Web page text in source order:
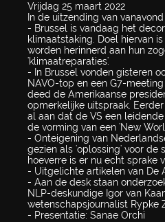
Vrijdag 25 maart 2022
In de uitzending van
- Brussel is vandaag het
klimaatstaking. Doel hiervan
worden herinnerd aan hun
'klimaatreparaties'.
- In Brussel vonden gisteren
NAVO-top en een G7-
deed de Amerikaanse
opmerkelijke uitspraak.
al aan dat de VS een
de vorming van een 'New
- Onteigening van
gezien als 'oplossing' voor de
hoeverre is er nu echt sprake
- Uitgelichte artikelen van De
- Aan de desk staan
NLP-deskundige Igor van
wetenschapsjournalist Rypke
- Presentatie: Sanae Orchi